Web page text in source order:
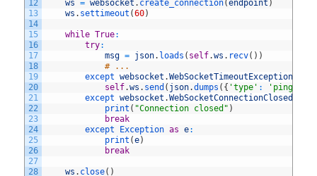
12
13
14
15
16
17
18
19
20
21
22
23
24
25
26
27
28
ws = websocket . create_connection(endpoint )
ws . settimeout (60)
while True:
try:
msg = json. loads ( self.ws . recv( ) )
# ...
except websocket .WebSocketTimeoutException
self.ws . send ( json.dumps ( { 'type' : 'ping'
except websocket .
print ( "Connection closed" )
break
except
Exception as e:
print (e)
break
ws . close( )